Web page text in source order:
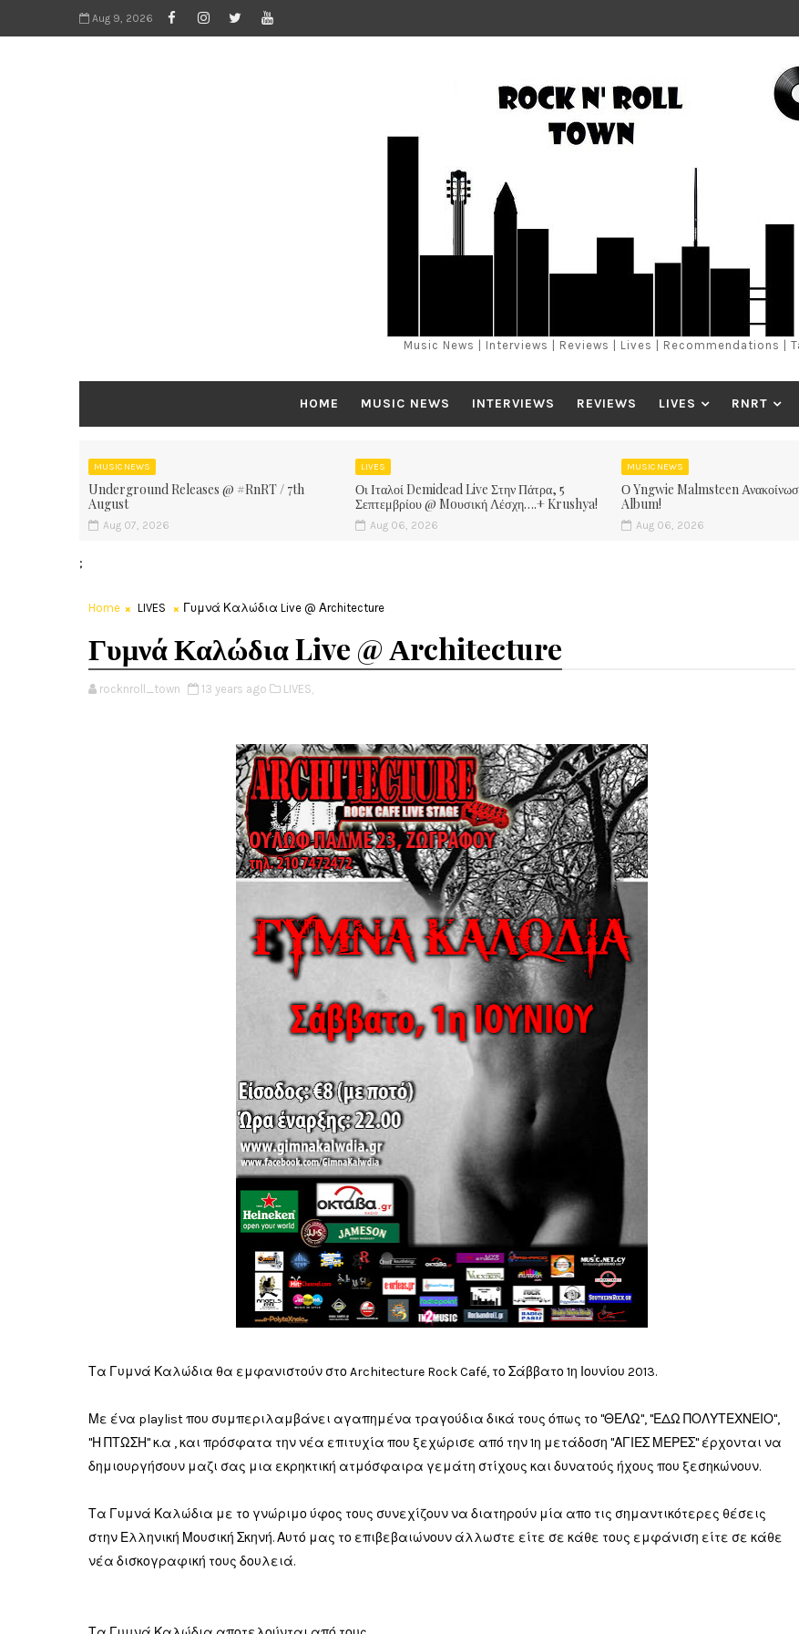
Aug 9, 2026
Music News | Interviews | Reviews | Lives | Recommendations |
HOME MUSIC NEWS INTERVIEWS REVIEWS LIVES RNRT
MUSIC NEWS
Underground Releases @ #RnRT / 7th
August
Aug 07, 2026
LIVES
Οι Ιταλοί Demidead Live Στην Πάτρα, 5
Σεπτεμβρίου @ Moυσική Λέσχη….+ Krushya!
Aug 06, 2026
MUSIC NEWS
Ο Yngwie Malmsteen
Album!
Aug 06, 2026
;
Home LIVES Γυμνά Καλώδια Live @ Αrchitecture
Γυμνά Καλώδια Live @ Αrchitecture
rocknroll_town 13 years ago LIVES,
Τα Γυμνά Καλώδια θα εμφανιστούν στο Architecture Rock Café, το Σάββατο 1η Ιουνίου 2013.
Με ένα playlist που συμπεριλαμβάνει αγαπημένα τραγούδια δικά τους όπως το "ΘΕΛΩ", "ΕΔΩ ΠΟΛΥΤΕΧΝΕΙΟ",
"Η ΠΤΩΣΗ" κ.α , και πρόσφατα την νέα επιτυχία που ξεχώρισε από την 1η μετάδοση "ΑΓΙΕΣ ΜΕΡΕΣ" έρχονται να
δημιουργήσουν μαζι σας μια εκρηκτική ατμόσφαιρα γεμάτη στίχους και δυνατούς ήχους που ξεσηκώνουν.
Τα Γυμνά Καλώδια με το γνώριμο ύφος τους συνεχίζουν να διατηρούν μία απο τις σημαντικότερες θέσεις
στην Ελληνική Μουσική Σκηνή. Αυτό μας το επιβεβαιώνουν άλλωστε είτε σε κάθε τους εμφάνιση είτε σε κάθε
νέα δισκογραφική τους δουλειά.